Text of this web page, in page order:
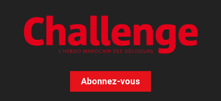
Abonnez-vous